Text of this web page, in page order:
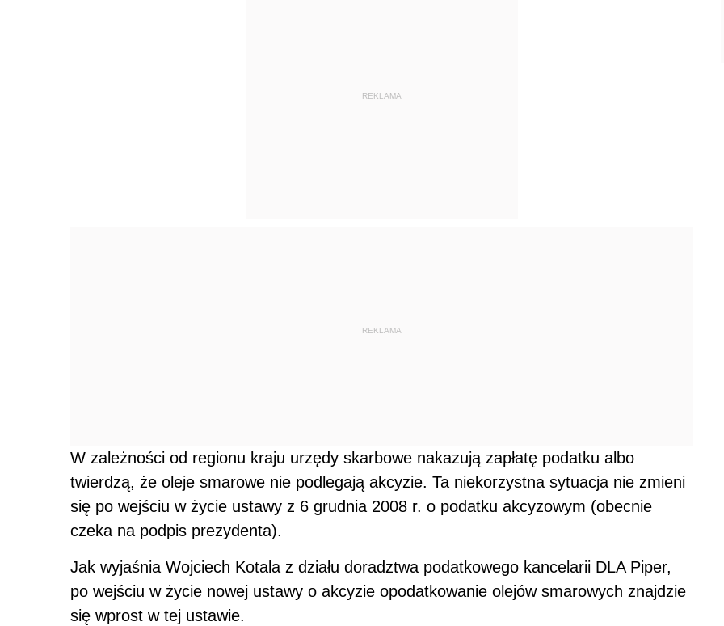
REKLAMA
REKLAMA
W zależności od regionu kraju urzędy skarbowe nakazują zapłatę podatku albo
twierdzą, że oleje smarowe nie podlegają akcyzie. Ta niekorzystna sytuacja nie zmieni
się po wejściu w życie ustawy z 6 grudnia 2008 r. o podatku akcyzowym (obecnie
czeka na podpis prezydenta).
Jak wyjaśnia Wojciech Kotala z działu doradztwa podatkowego kancelarii DLA Piper,
po wejściu w życie nowej ustawy o akcyzie opodatkowanie olejów smarowych znajdzie
się wprost w tej ustawie.